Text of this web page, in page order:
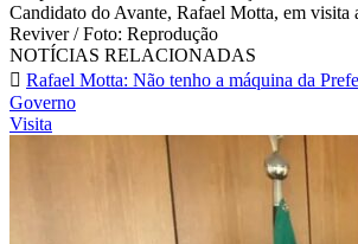
Candidato do Avante, Rafael Motta, em visita
Reviver / Foto: Reprodução
NOTÍCIAS RELACIONADAS
Rafael Motta: Não tenho a máquina da
Governo
Visita